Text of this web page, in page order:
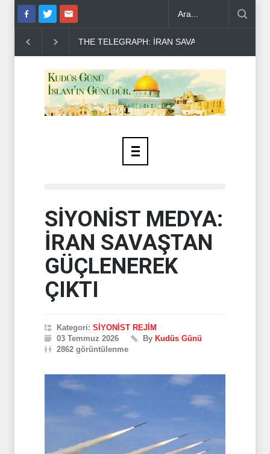
TELEGRAPH: İRAN SAVAŞTAN ZAFERLE ÇIKTI..
SİYONİST MEDYA:
İRAN SAVAŞTAN
GÜÇLENEREK
ÇIKTI
Kategori: SİYONİST REJİM
03 Temmuz 2026
By Kudüs Günü
2862 görüntülenme